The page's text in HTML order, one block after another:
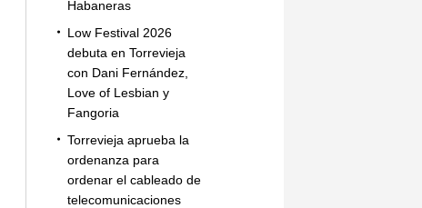
Habaneras
Low Festival 2026
debuta en Torrevieja
con Dani Fernández,
Love of Lesbian y
Fangoria
Torrevieja aprueba la
ordenanza para
ordenar el cableado de
telecomunicaciones